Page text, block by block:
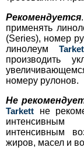
Рекомендуется
применять
(Series), номер
линолеум
производить
номеру рулонов.
Не
Tarkett не
интенсивным
интенсивным
жиров, масел и